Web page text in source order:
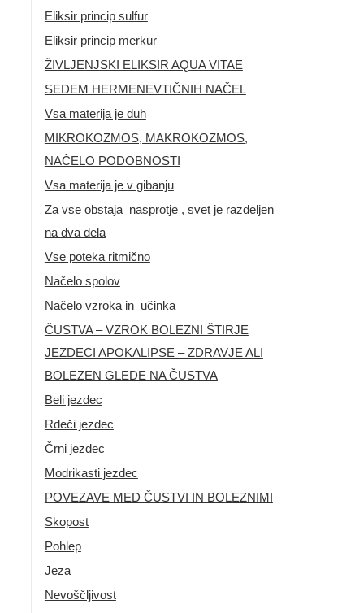
Eliksir princip sulfur
Eliksir princip merkur
ŽIVLJENJSKI ELIKSIR AQUA VITAE
SEDEM HERMENEVTIČNIH NAČEL
Vsa materija je duh
MIKROKOZMOS, MAKROKOZMOS,
NAČELO PODOBNOSTI
Vsa materija je v gibanju
Za vse obstaja nasprotje , svet je razdeljen
na dva dela
Vse poteka ritmično
Načelo spolov
Načelo vzroka in učinka
ČUSTVA – VZROK BOLEZNI ŠTIRJE
JEZDECI APOKALIPSE – ZDRAVJE ALI
BOLEZEN GLEDE NA ČUSTVA
Beli jezdec
Rdeči jezdec
Črni jezdec
Modrikasti jezdec
POVEZAVE MED ČUSTVI IN BOLEZNIMI
Skopost
Pohlep
Jeza
Nevoščljivost